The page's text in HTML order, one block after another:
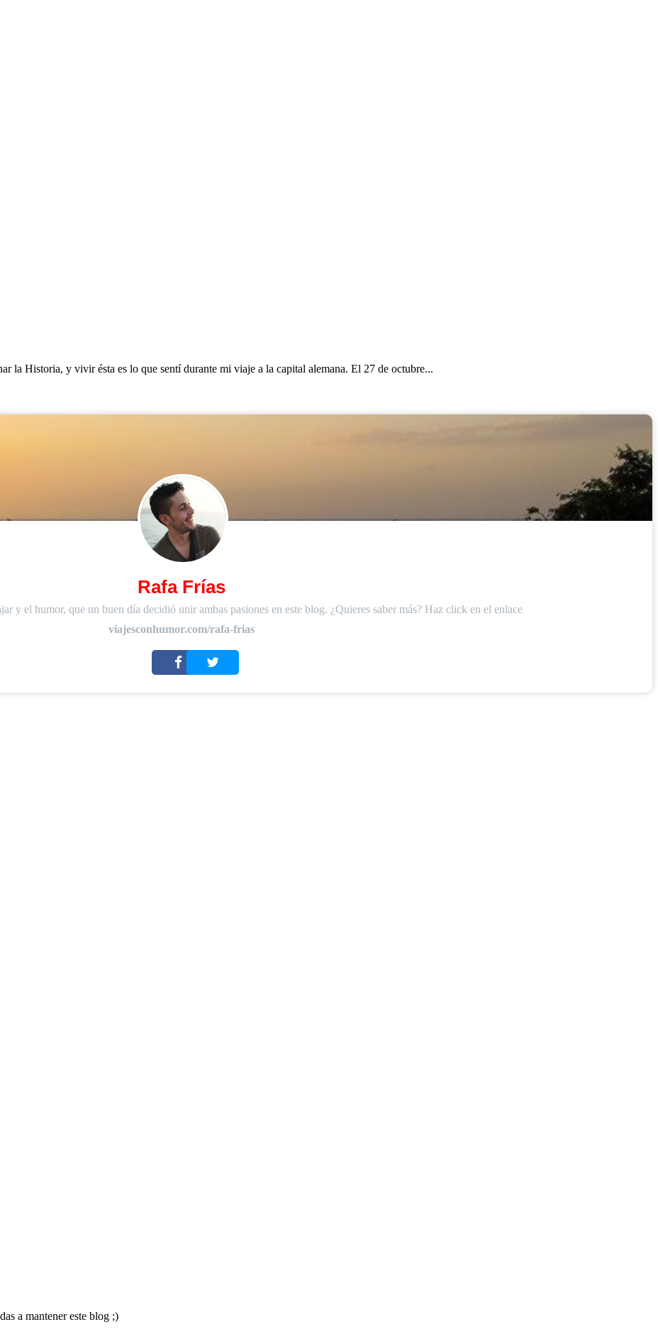
la Historia, y vivir ésta es lo que sentí durante mi viaje a la capital alemana. El 27 de octubre...
Rafa Frías
y el humor, que un buen día decidió unir ambas pasiones en este blog. ¿Quieres saber más? Haz click en el enlace
viajesconhumor.com/rafa-frias
a mantener este blog ;)